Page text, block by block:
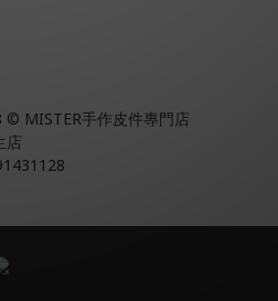
MISTER手作皮件專門店
店